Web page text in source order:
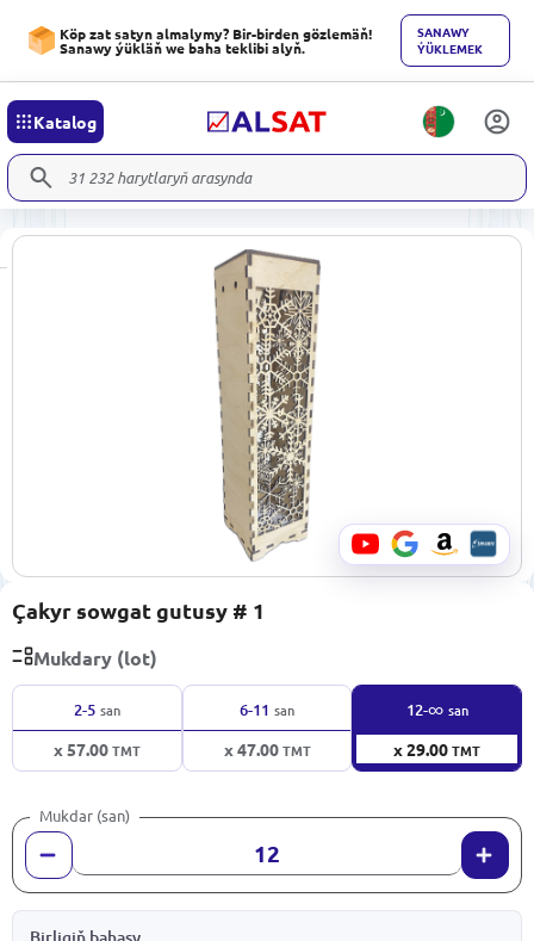
Köp zat satyn almalymy? Bir-birden gözlemäň!
Sanawy ýükläň we baha teklibi alyň.
SANAWY
ÝÜKLEMEK
Katalog
Çakyr sowgat gutusy # 1
Mukdary (lot)
2-5 san
x 57.00TMT
6-11 san
x 47.00TMT
12-∞ san
x 29.00TMT
Mukdar (san)